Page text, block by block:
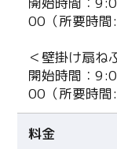
00（所要時間
＜壁掛け扇ね
開始時間：
00（所要時間
料金